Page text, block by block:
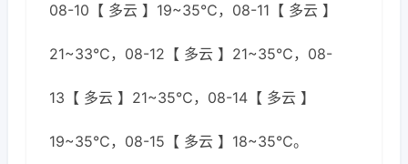
08-10【 多云 】19~35℃，08-11【 多云 】
21~33℃，08-12【 多云 】21~35℃，08-
13【 多云 】21~35℃，08-14【 多云 】
19~35℃，08-15【 多云 】18~35℃。